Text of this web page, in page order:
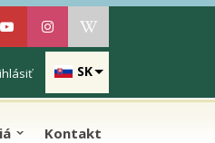
YoutubeInstagramWikipedia
SK
Kontakt